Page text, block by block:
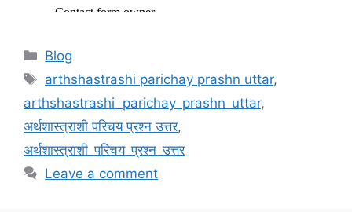
Categories
Blog
Tags
arthshastrashi parichay prashn uttar,
arthshastrashi_parichay_prashn_uttar,
अर्थशास्त्राशी परिचय प्रश्न उत्तर,
अर्थशास्त्राशी_परिचय_प्रश्न_उत्तर
Leave a comment